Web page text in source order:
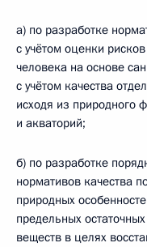
а) по разработке
с учётом оценки
человека на основе
с учётом качества
исходя из природного
и акваторий;
б) по разработке
нормативов качества
природных
предельных
веществ в целях